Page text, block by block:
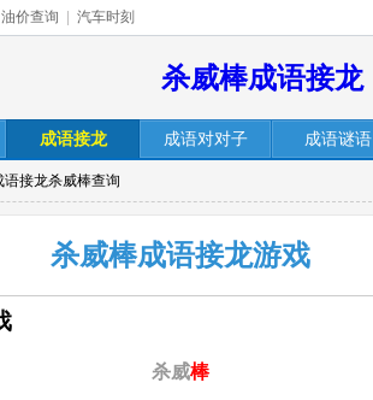
油价查询 汽车时刻
杀威棒成语接龙
成语接龙 成语对对子 成语谜语
语接龙杀威棒查询
杀威棒成语接龙游戏
杀威棒